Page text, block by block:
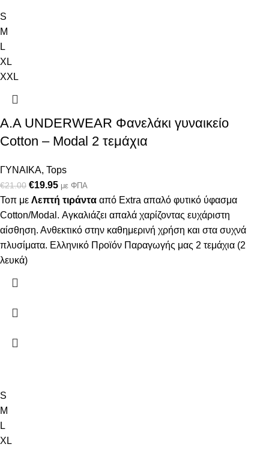
S
M
L
XL
XXL
Α.A UNDERWEAR Φανελάκι γυναικείο
Cotton – Modal 2 τεμάχια
ΓΥΝΑΙΚΑ, Tops
€21.00 €19.95 με ΦΠΑ
Τοπ με Λεπτή τιράντα από Extra απαλό φυτικό ύφασμα
Cotton/Modal. Αγκαλιάζει απαλά χαρίζοντας ευχάριστη
αίσθηση. Ανθεκτικό στην καθημερινή χρήση και στα συχνά
πλυσίματα. Ελληνικό Προϊόν Παραγωγής μας 2 τεμάχια (2
λευκά)
S
M
L
XL